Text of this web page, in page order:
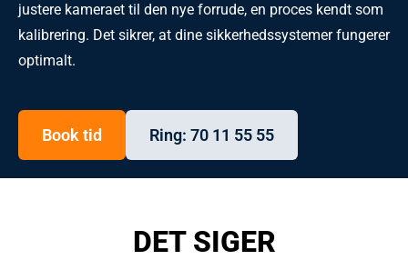
justere kameraet til den nye forrude, en proces kendt som
kalibrering. Det sikrer, at dine sikkerhedssystemer fungerer
optimalt.
Book tid Ring: 70 11 55 55
DET SIGER